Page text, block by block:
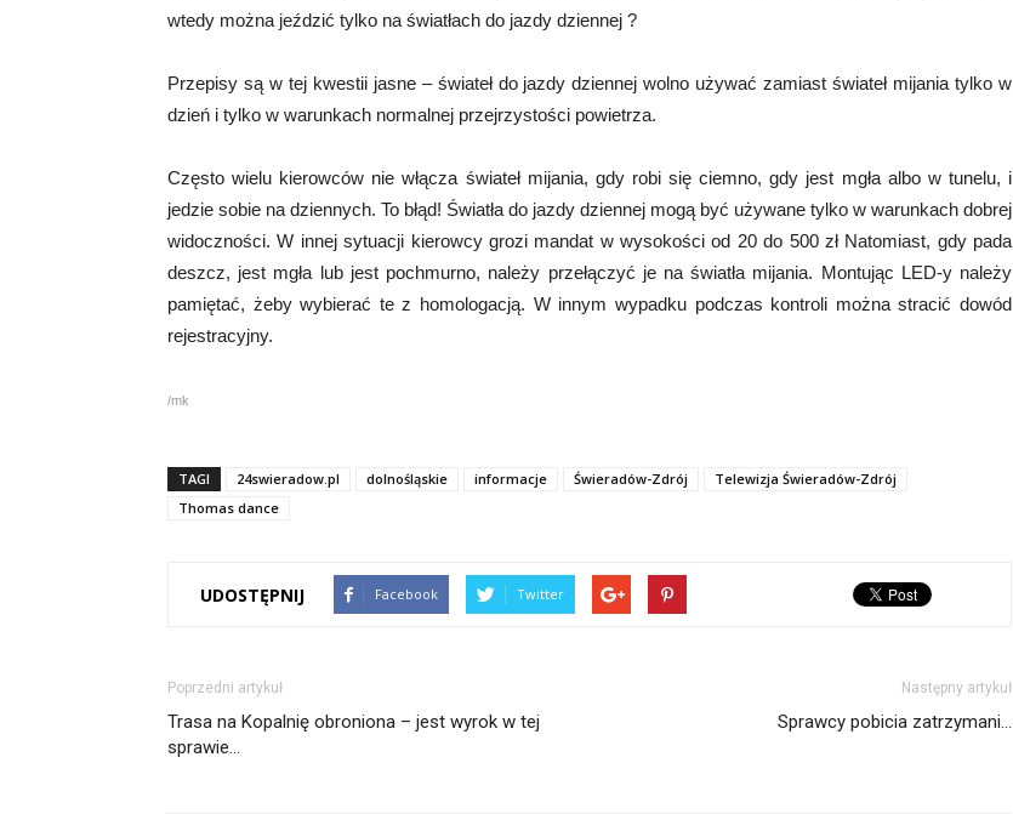
wtedy można jeździć tylko na światłach do jazdy dziennej ?
Przepisy są w tej kwestii jasne – świateł do jazdy dziennej wolno używać zamiast świateł mijania tylko w
dzień i tylko w warunkach normalnej przejrzystości powietrza.
Często wielu kierowców nie włącza świateł mijania, gdy robi się ciemno, gdy jest mgła albo w tunelu, i
jedzie sobie na dziennych. To błąd! Światła do jazdy dziennej mogą być używane tylko w warunkach dobrej
widoczności. W innej sytuacji kierowcy grozi mandat w wysokości od 20 do 500 zł Natomiast, gdy pada
deszcz, jest mgła lub jest pochmurno, należy przełączyć je na światła mijania. Montując LED-y należy
pamiętać, żeby wybierać te z homologacją. W innym wypadku podczas kontroli można stracić dowód
rejestracyjny.
/mk
TAGI 24swieradow.pl dolnośląskie informacje Świeradów-Zdrój
Telewizja Świeradów-Zdrój
Thomas dance
UDOSTĘPNIJ Facebook Twitter
Poprzedni artykuł
Trasa na Kopalnię obroniona – jest wyrok w tej
sprawie…
Następny artykuł
Sprawcy pobicia zatrzymani…